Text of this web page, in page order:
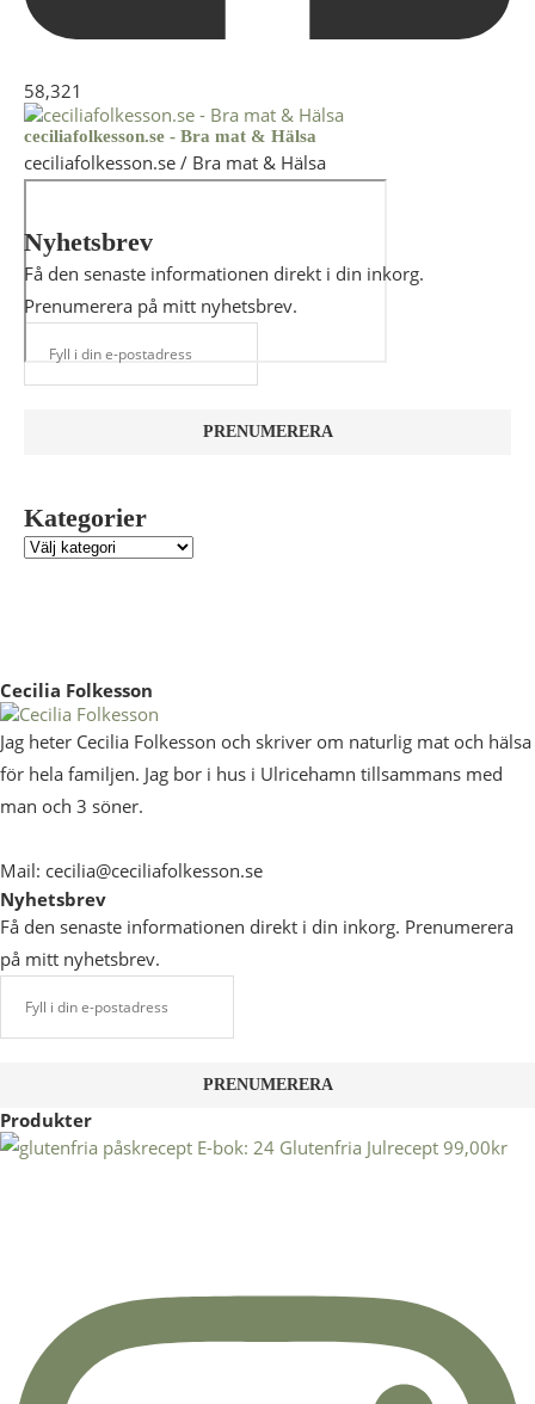
58,321
ceciliafolkesson.se - Bra mat & Hälsa
ceciliafolkesson.se / Bra mat & Hälsa
Nyhetsbrev
Få den senaste informationen direkt i din inkorg.
Prenumerera på mitt nyhetsbrev.
Kategorier
Cecilia Folkesson
Jag heter Cecilia Folkesson och skriver om naturlig mat och hälsa
för hela familjen. Jag bor i hus i Ulricehamn tillsammans med
man och 3 söner.
Mail: cecilia@ceciliafolkesson.se
Nyhetsbrev
Få den senaste informationen direkt i din inkorg. Prenumerera
på mitt nyhetsbrev.
Produkter
E-bok: 24 Glutenfria Julrecept 99,00kr